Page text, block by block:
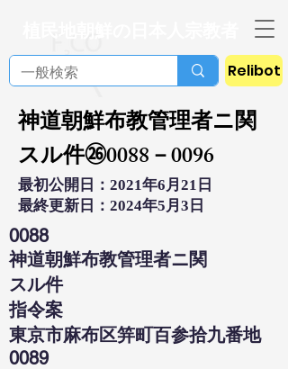
Relibot
神道朝鮮布教管理者ニ関
スル件㉖0088－0096
最初公開日：2021年6月21日
最終更新日：2024年5月3日
0088
神道朝鮮布教管理者ニ関
スル件
指令案
東京市麻布区笄町百参拾九番地
0089